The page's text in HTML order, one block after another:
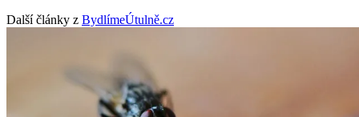
Další články z BydlímeÚtulně.cz